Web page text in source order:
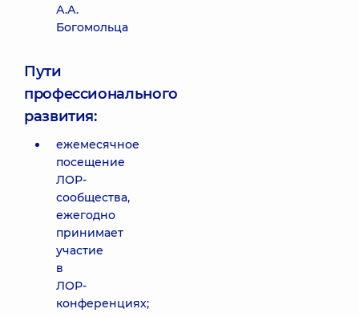
А.А.
Богомольца
Пути
профессионального
развития:
ежемесячное
посещение
ЛОР-
сообщества,
ежегодно
принимает
участие
в
ЛОР-
конференциях;